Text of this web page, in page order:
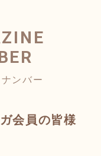
ンバー
会員の皆様